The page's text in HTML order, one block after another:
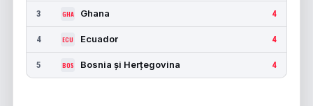
3 GHA Ghana 4
4 ECU Ecuador 4
5 BOS Bosnia și Herțegovina 4